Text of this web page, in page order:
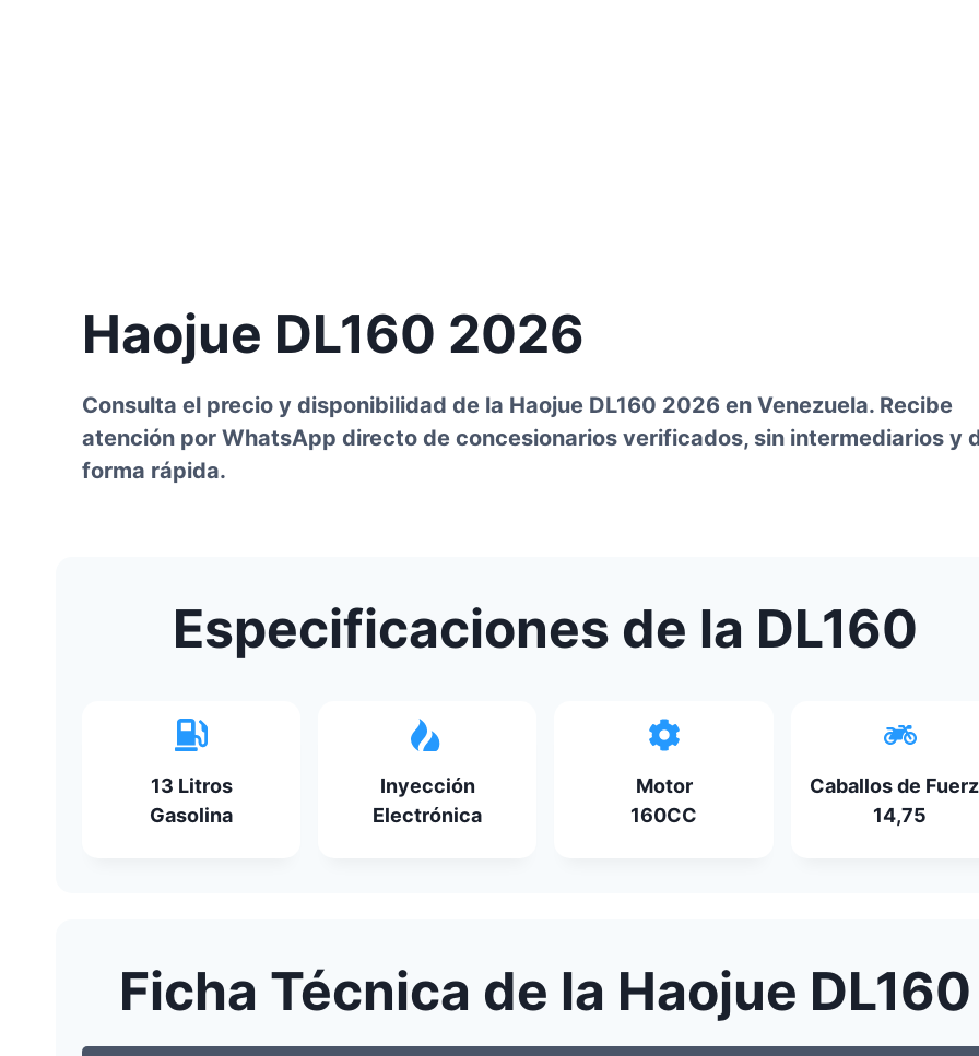
Haojue DL160 2026
Consulta el precio y disponibilidad de la Haojue DL160 2026 en Venezuela. Recibe
atención por WhatsApp directo de concesionarios verificados, sin intermediarios y
forma rápida.
Especificaciones de la DL160
13 Litros
Gasolina
Inyección
Electrónica
Motor
160CC
Caballos de
14,75
Ficha Técnica de la Haojue DL160